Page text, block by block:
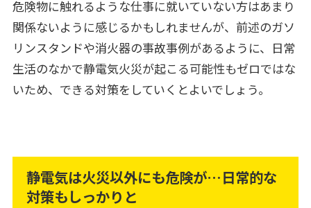
危険物に触れるような仕事に就いていない方はあまり
関係ないように感じるかもしれませんが、前述のガソ
リンスタンドや消火器の事故事例があるように、日常
生活のなかで静電気火災が起こる可能性もゼロではな
いため、できる対策をしていくとよいでしょう。
静電気は火災以外にも危険が…日常的な
対策もしっかりと